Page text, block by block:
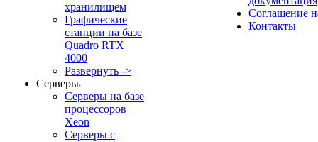
хранилищем
Графические
станции на базе
Quadro RTX
4000
Развернуть ->
Серверы
Серверы на базе
процессоров
Xeon
Серверы с
Соглашение
Контакты